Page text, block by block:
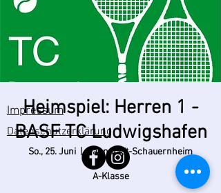
Heimspiel: Herren 1 -
BASF TC Ludwigshafen
So., 25. Juni
  |
Dannstadt-Schauernheim
A-Klasse
Impressum
Datenschutzerklärung